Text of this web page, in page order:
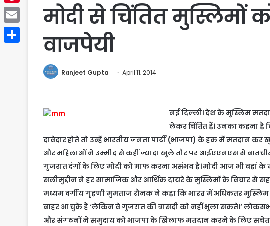
मोदी से चिंतित मुस्लिमों
वाजपेयी
Ranjeet Gupta April 11, 2014
नई दिल्ली। देश के मुस्लिम
लेकर चिंतित हैं। उनका कहना है
दावेदार होते तो उन्हें भारतीय जनता पार्टी (भाजपा) के हक में मतदान कर
और महिलाओं ने उम्मीद से कहीं ज्यादा खुले तौर पर आईएएनएस से
गुजरात दंगों के लिए मोदी को माफ करना असंभव है। मोदी आज भी वहां के
सलीमुद्दीन ने हर सामाजिक और आर्थिक दायरे के मुस्लिमों के विचार से
मध्यम वर्गीय गृहणी मुमताज रौनक ने कहा कि भारत में अधिकतर मुस्लिम
बाहर आ चुके हैं ‘लेकिन वे गुजरात की त्रासदी को नहीं भुला सकते।’
और संगठनों ने समुदाय को भाजपा के खिलाफ मतदान करने के लिए सचेत
Pinterest
Email